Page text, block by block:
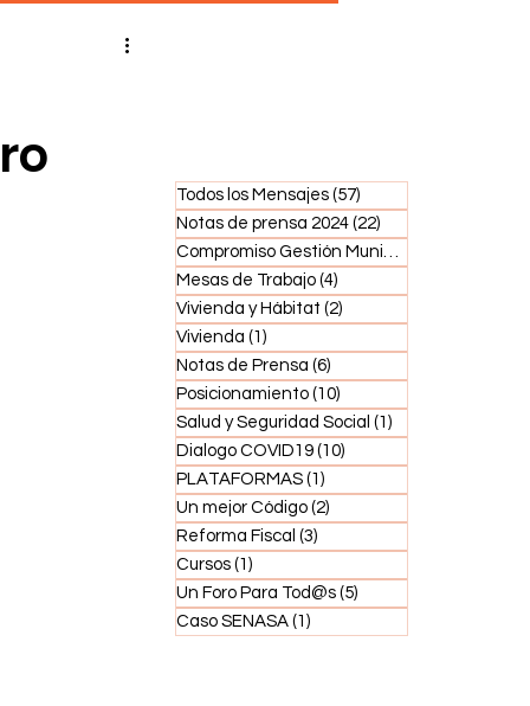
Caso SENASA
Todos los Mensajes (57)
Notas de prensa 2024 (22)
Compromiso Gestión Municipal
Mesas de Trabajo (4)
Vivienda y Hábitat (2)
Vivienda (1)
Notas de Prensa (6)
Posicionamiento (10)
Salud y Seguridad Social (1)
Dialogo COVID19 (10)
PLATAFORMAS (1)
Un mejor Código (2)
Reforma Fiscal (3)
Cursos (1)
Un Foro Para Tod@s (5)
Caso SENASA (1)